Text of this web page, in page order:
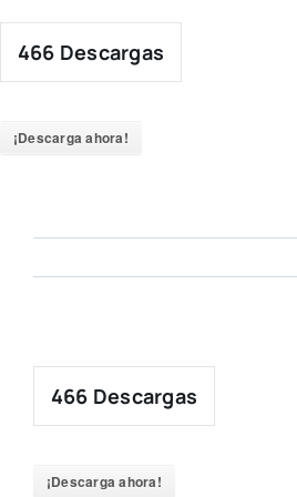
content
466 Descargas
¡Descarga ahora!
466 Descargas
¡Descarga ahora!